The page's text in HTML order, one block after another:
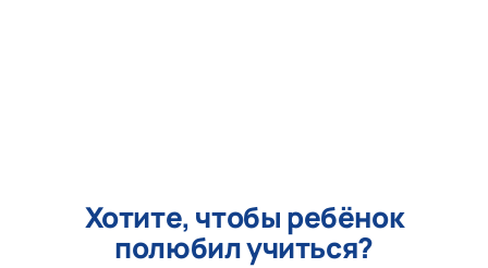
Хотите, чтобы ребёнок
полюбил учиться?